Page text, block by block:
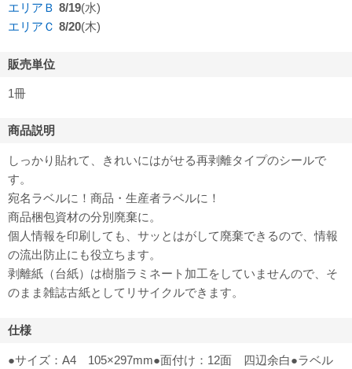
エリアＢ 8/19(水)
エリアＣ 8/20(木)
販売単位
1冊
商品説明
しっかり貼れて、きれいにはがせる再剥離タイプのシールで
す。
宛名ラベルに！商品・生産者ラベルに！
商品梱包資材の分別廃棄に。
個人情報を印刷しても、サッとはがして廃棄できるので、情報
の流出防止にも役立ちます。
剥離紙（台紙）は樹脂ラミネート加工をしていませんので、そ
のまま雑誌古紙としてリサイクルできます。
仕様
●サイズ：A4 105×297mm●面付け：12面 四辺余白●ラベル